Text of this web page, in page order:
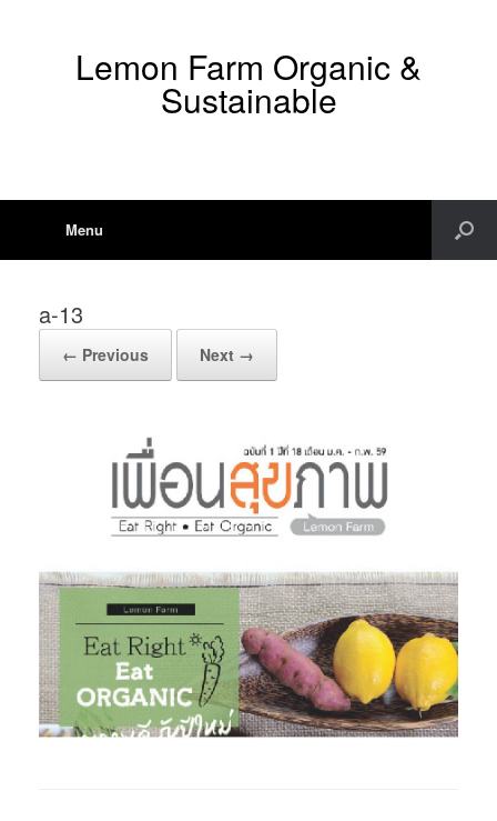
Lemon Farm Organic &
Sustainable
Menu
a-13
← Previous Next →